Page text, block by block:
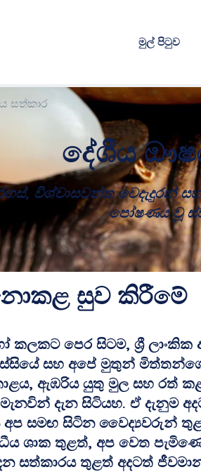
මුල් පිටුව
සත්කාර
දේශීය
විශ්වාසවන්ත වෙදැදුරන්
පෝෂණය වූ
සුව කිරීමේ
පෙර සිටම, ශ්‍රී ලාංකික
සහ අපේ මුතුන්
ඇඹරිය යුතු මුල සහ රත්
දැන සිටියහ. ඒ දැනුම
අප සමඟ සිටින වෛද්‍යවරුන්
ශාක තුළත්, අප වෙත
සත්කාරය තුළත් අදටත්